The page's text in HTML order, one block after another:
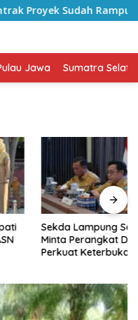
Sudah Rampung
Jawa Sumatra
Lampung Selatan
Perangkat Daerah
Keterbukaan